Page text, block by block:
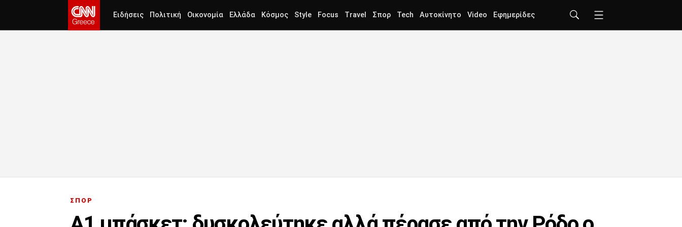
Ειδήσεις Πολιτική Οικονομία Ελλάδα Κόσμος Style Focus Travel Σπορ Tech Αυτοκίνητο Video Εφημερίδες
ΣΠΟΡ